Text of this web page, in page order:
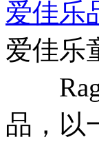
爱佳乐
爱佳乐
Rag
品，以